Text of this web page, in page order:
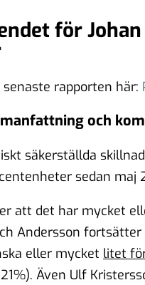
för
senaste rapporten här:
och
säkerställda
sedan maj
att det har mycket
Andersson
eller mycket litet
Även Ulf